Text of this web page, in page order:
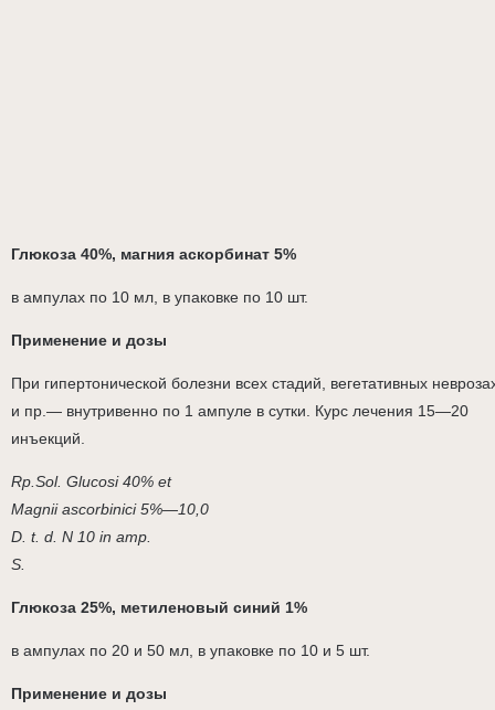
Глюкоза 40%, магния аскорбинат 5%
в ампулах по 10 мл, в упаковке по 10 шт.
Применение и дозы
При гипертонической болезни всех стадий, вегетативных
и пр.— внутривенно по 1 ампуле в сутки. Курс лечения 15—20
инъекций.
Rp.Sol. Glucosi 40% et
Magnii ascorbinici 5%—10,0
D. t. d. N 10 in amp.
S.
Глюкоза 25%, метиленовый синий 1%
в ампулах по 20 и 50 мл, в упаковке по 10 и 5 шт.
Применение и дозы